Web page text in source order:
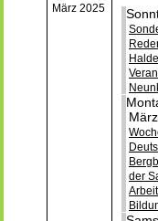
März 2025
der